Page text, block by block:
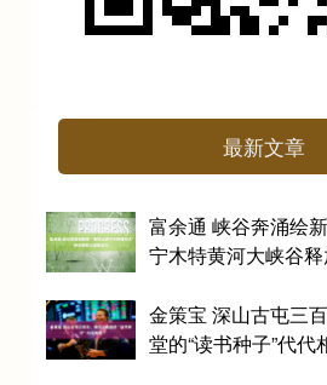
最新文章
富余通 峡谷奔涌绘
宁木特黄河大峡谷
金策宝 深山古屯三
堂的“读书种子”代代